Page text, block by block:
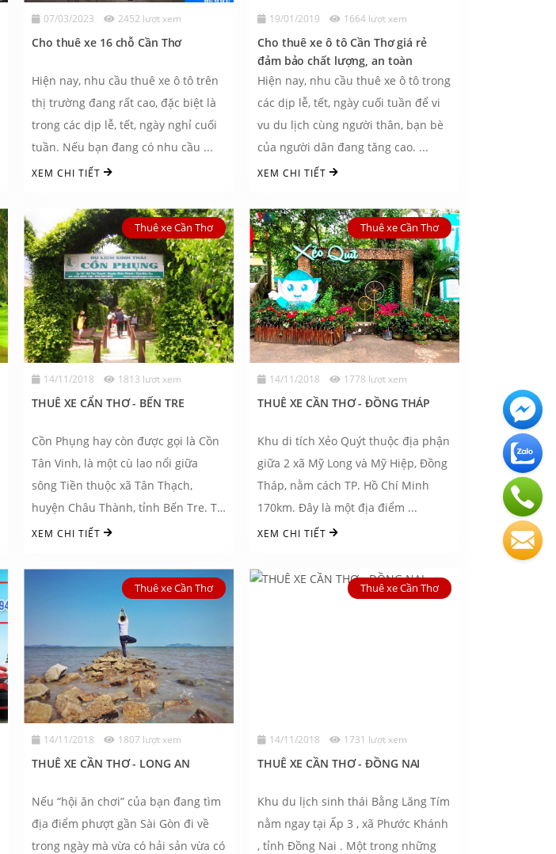
07/03/2023 2452 lượt xem
Cho thuê xe 16 chỗ Cần Thơ
Hiện nay, nhu cầu thuê xe ô tô trên
thị trường đang rất cao, đặc biệt là
trong các dịp lễ, tết, ngày nghỉ cuối
tuần. Nếu bạn đang có nhu cầu ...
XEM CHI TIẾT
19/01/2019 1664 lượt xem
Cho thuê xe ô tô Cần Thơ giá rẻ
đảm bảo chất lượng, an toàn
Hiện nay, nhu cầu thuê xe ô tô trong
các dịp lễ, tết, ngày cuối tuần để vi
vu du lịch cùng người thân, bạn bè
của người dân đang tăng cao. ...
XEM CHI TIẾT
Thuê xe Cần Thơ
14/11/2018 1813 lượt xem
THUÊ XE CẨN THƠ - BẾN TRE
Cồn Phụng hay còn được gọi là Cồn
Tân Vinh, là một cù lao nổi giữa
sông Tiền thuộc xã Tân Thạch,
huyện Châu Thành, tỉnh Bến Tre. Từ
...
XEM CHI TIẾT
Thuê xe Cần Thơ
14/11/2018 1778 lượt xem
THUÊ XE CẦN THƠ - ĐỒNG THÁP
Khu di tích Xẻo Quýt thuộc địa phận
giữa 2 xã Mỹ Long và Mỹ Hiệp, Đồng
Tháp, nằm cách TP. Hồ Chí Minh
170km. Đây là một địa điểm ...
XEM CHI TIẾT
Thuê xe Cần Thơ
14/11/2018 1807 lượt xem
THUÊ XE CẦN THƠ - LONG AN
Nếu “hội ăn chơi” của bạn đang tìm
địa điểm phượt gần Sài Gòn đi về
trong ngày mà vừa có hải sản vừa có
Thuê xe Cần Thơ
14/11/2018 1731 lượt xem
THUÊ XE CẦN THƠ - ĐỒNG NAI
Khu du lịch sinh thái Bằng Lăng Tím
nằm ngay tại Ấp 3 , xã Phước Khánh
, tỉnh Đồng Nai . Một trong những